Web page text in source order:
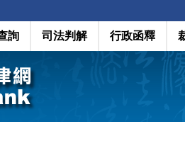
詢 司法判解 行政函釋